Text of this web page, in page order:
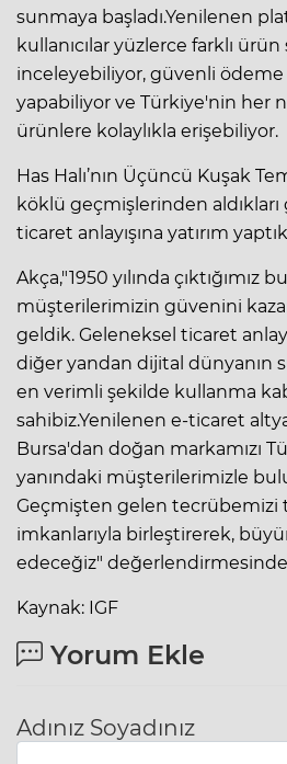
sunmaya başladı.Yenilenen
kullanıcılar yüzlerce farklı
inceleyebiliyor, güvenli ödeme
yapabiliyor ve Türkiye'nin her
ürünlere kolaylıkla erişebiliyor.
Has Halı’nın Üçüncü Kuşak
köklü geçmişlerinden
ticaret anlayışına yatırım
Akça,"1950 yılında çıktığımız
müşterilerimizin güvenini
geldik. Geleneksel ticaret
diğer yandan dijital dünyanın
en verimli şekilde kullanma
sahibiz.Yenilenen e-ticaret
Bursa'dan doğan markamızı
yanındaki müşterilerimizle
Geçmişten gelen tecrübemizi
imkanlarıyla birleştirerek,
edeceğiz"
Kaynak: IGF
Yorum Ekle
Adınız Soyadınız